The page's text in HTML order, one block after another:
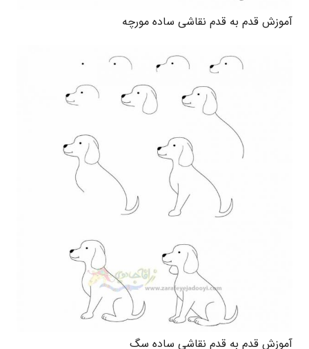
آموزش قدم به قدم نقاشی ساده مورچه
آموزش قدم به قدم نقاشی ساده سگ